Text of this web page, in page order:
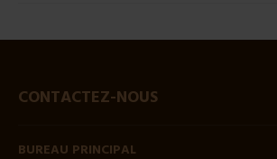
CONTACTEZ-NOUS
BUREAU PRINCIPAL